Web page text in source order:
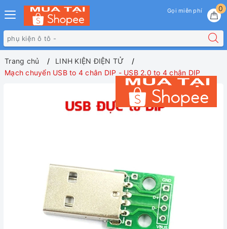
0
Gọi miễn phí
Trang chủ
LINH KIỆN ĐIỆN TỬ
Mạch chuyển USB to 4 chân DIP - USB 2.0 to 4 chân DIP